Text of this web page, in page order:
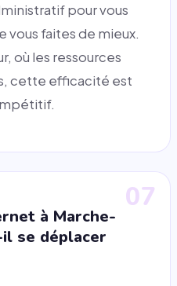
pour vous
vous faites de mieux.
où les ressources
cette efficacité est
07
à Marche-
se déplacer